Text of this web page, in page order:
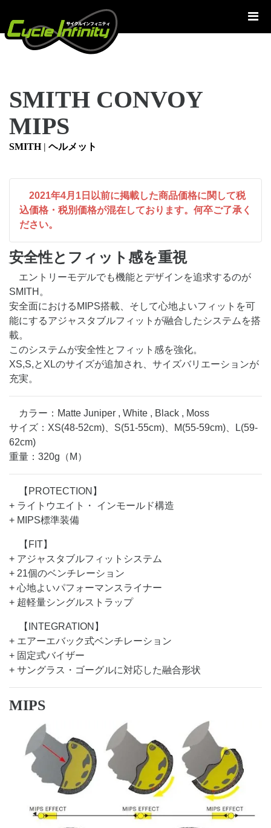
テ
SMITH CONVOY
MIPS
SMITH| ヘルメット
2021年4月1日以前に掲載した商品価格に関して税
込価格・税別価格が混在しております。何卒ご了承く
ださい。
安全性とフィット感を重視
エントリーモデルでも機能とデザインを追求するのが
SMITH。
安全面におけるMIPS搭載、そして心地よいフィットを可
能にするアジャスタブルフィットが融合したシステムを搭
載。
このシステムが安全性とフィット感を強化。
XS,S,とXLのサイズが追加され、サイズバリエーションが
充実。
カラー：Matte Juniper , White , Black , Moss
サイズ：XS(48-52cm)、S(51-55cm)、M(55-59cm)、L(59-
62cm)
重量：320g（M）
【PROTECTION】
+ ライトウエイト・ インモールド構造
+ MIPS標準装備
【FIT】
+ アジャスタブルフィットシステム
+ 21個のベンチレーション
+ 心地よいパフォーマンスライナー
+ 超軽量シングルストラップ
【INTEGRATION】
+ エアーエバック式ベンチレーション
+ 固定式バイザー
+ サングラス・ゴーグルに対応した融合形状
MIPS